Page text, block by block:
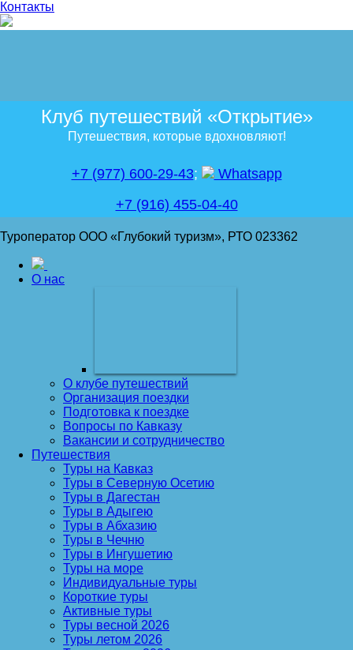
Контакты
Клуб путешествий «Открытие»
Путешествия, которые вдохновляют!
+7 (977) 600-29-43;
Whatsapp
+7 (916) 455-04-40
Туроператор ООО «Глубокий туризм», РТО 023362
О нас
О клубе путешествий
Организация поездки
Подготовка к поездке
Вопросы по Кавказу
Вакансии и сотрудничество
Путешествия
Туры на Кавказ
Туры в Северную Осетию
Туры в Дагестан
Туры в Адыгею
Туры в Абхазию
Туры в Чечню
Туры в Ингушетию
Туры на море
Индивидуальные туры
Короткие туры
Активные туры
Туры весной 2026
Туры летом 2026